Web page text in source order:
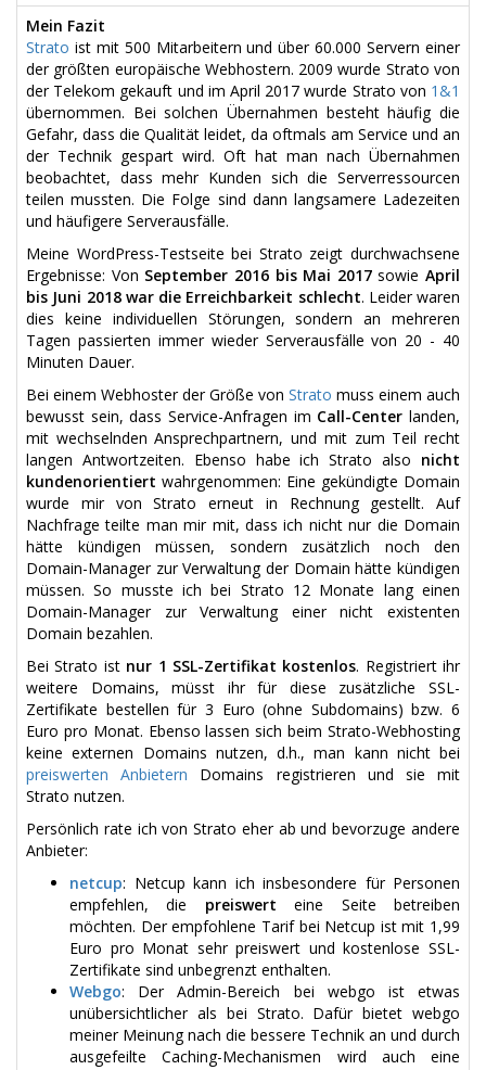
Mein Fazit
Strato ist mit 500 Mitarbeitern und über 60.000 Servern einer
der größten europäische Webhostern. 2009 wurde Strato von
der Telekom gekauft und im April 2017 wurde Strato von 1&1
übernommen. Bei solchen Übernahmen besteht häufig die
Gefahr, dass die Qualität leidet, da oftmals am Service und an
der Technik gespart wird. Oft hat man nach Übernahmen
beobachtet, dass mehr Kunden sich die Serverressourcen
teilen mussten. Die Folge sind dann langsamere Ladezeiten
und häufigere Serverausfälle.
Meine WordPress-Testseite bei Strato zeigt durchwachsene
Ergebnisse: Von September 2016 bis Mai 2017sowie April
bis Juni 2018 war die Erreichbarkeit schlecht. Leider waren
dies keine individuellen Störungen, sondern an mehreren
Tagen passierten immer wieder Serverausfälle von 20 - 40
Minuten Dauer.
Bei einem Webhoster der Größe von Strato muss einem auch
bewusst sein, dass Service-Anfragen im Call-Center landen,
mit wechselnden Ansprechpartnern, und mit zum Teil recht
langen Antwortzeiten. Ebenso habe ich Strato also nicht
kundenorientiert wahrgenommen: Eine gekündigte Domain
wurde mir von Strato erneut in Rechnung gestellt. Auf
Nachfrage teilte man mir mit, dass ich nicht nur die Domain
hätte kündigen müssen, sondern zusätzlich noch den
Domain-Manager zur Verwaltung der Domain hätte kündigen
müssen. So musste ich bei Strato 12 Monate lang einen
Domain-Manager zur Verwaltung einer nicht existenten
Domain bezahlen.
Bei Strato ist nur 1 SSL-Zertifikat kostenlos. Registriert ihr
weitere Domains, müsst ihr für diese zusätzliche SSL-
Zertifikate bestellen für 3 Euro (ohne Subdomains) bzw. 6
Euro pro Monat. Ebenso lassen sich beim Strato-Webhosting
keine externen Domains nutzen, d.h., man kann nicht bei
preiswerten Anbietern Domains registrieren und sie mit
Strato nutzen.
Persönlich rate ich von Strato eher ab und bevorzuge andere
Anbieter:
netcup: Netcup kann ich insbesondere für Personen
empfehlen, die preiswert eine Seite betreiben
möchten. Der empfohlene Tarif bei Netcup ist mit 1,99
Euro pro Monat sehr preiswert und kostenlose SSL-
Zertifikate sind unbegrenzt enthalten.
Webgo: Der Admin-Bereich bei webgo ist etwas
unübersichtlicher als bei Strato. Dafür bietet webgo
meiner Meinung nach die bessere Technik an und durch
ausgefeilte Caching-Mechanismen wird auch eine